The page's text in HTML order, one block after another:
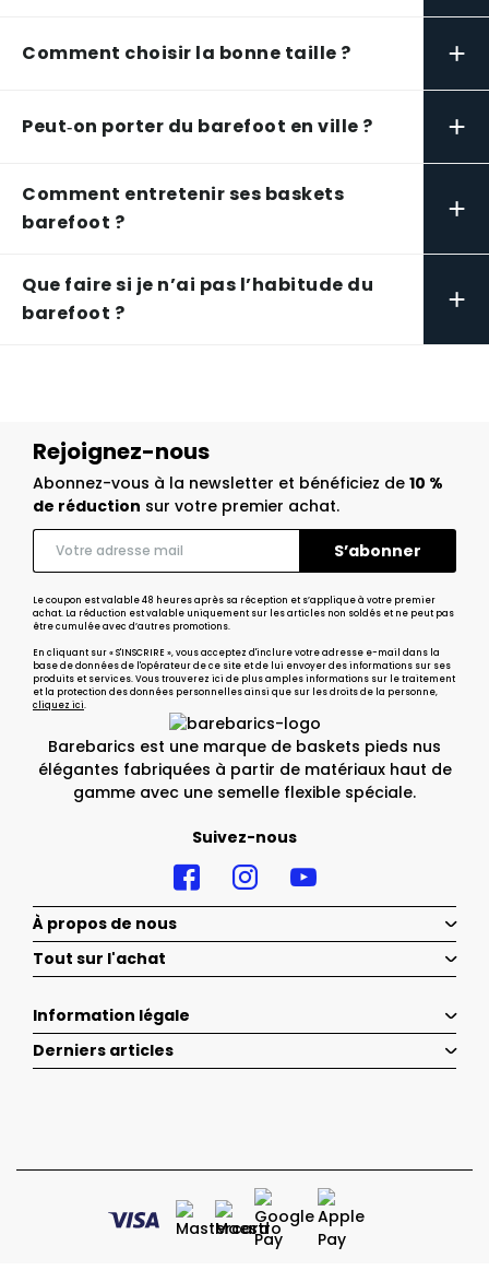
Comment choisir la bonne taille ? +
Peut‑on porter du barefoot en ville ? +
Comment entretenir ses baskets
barefoot ?
+
Que faire si je n’ai pas l’habitude du
barefoot ?
+
Barebarics est une marque de baskets pieds nus
élégantes fabriquées à partir de matériaux haut de
gamme avec une semelle flexible spéciale.
Suivez-nous
Rejoignez-nous
Abonnez-vous à la newsletter et bénéficiez de 10 %
de réduction sur votre premier achat.
Le coupon est valable 48 heures après sa réception et s’applique à votre premier
achat. La réduction est valable uniquement sur les articles non soldés et ne peut pas
être cumulée avec d’autres promotions.
En cliquant sur « S'INSCRIRE », vous acceptez d'inclure votre adresse e-mail dans la
base de données de l'opérateur de ce site et de lui envoyer des informations sur ses
produits et services. Vous trouverez ici de plus amples informations sur le traitement
et la protection des données personnelles ainsi que sur les droits de la personne,
cliquez ici.
À propos de nous
Tout sur l'achat
Information légale
Derniers articles